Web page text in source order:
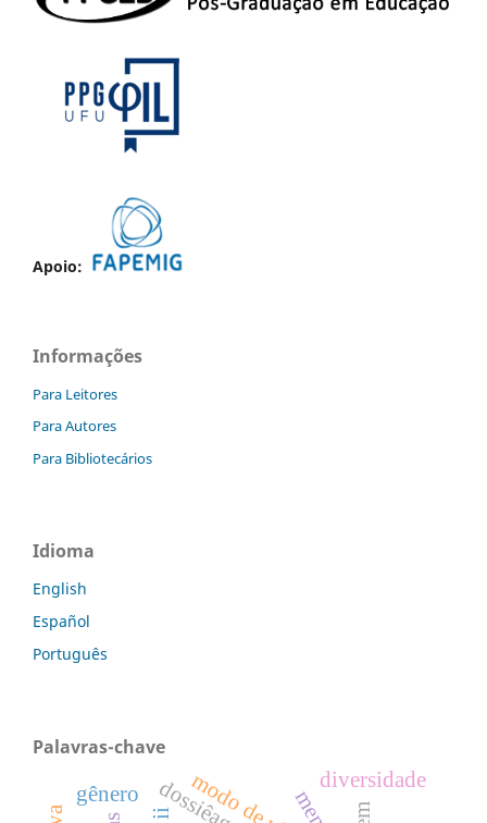
Apoio:
Informações
Para Leitores
Para Autores
Para Bibliotecários
Idioma
English
Español
Português
Palavras-chave
gênero
diversidade